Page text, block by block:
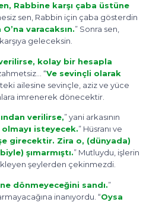
Rabbine karşı çaba üstüne
sen, Rabbin için çaba gösterdin
varacaksın.” Sonra sen,
geleceksin.
kolay bir hesapla
“Ve sevinçli olarak
ailesine sevinçle, aziz ve yüce
imrenerek dönecektir.
verilirse,” yani arkasının
olmayı isteyecek.” Hüsranı ve
girecektir. Zira o, (dünyada)
şımarmıştı.” Mutluydu, işlerin
şeylerden çekinmezdi.
dönmeyeceğini sandı.”
inanıyordu. “Oysa